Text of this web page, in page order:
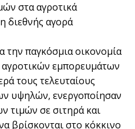
στα αγροτικά
διεθνής αγορά
την παγκόσμια οικονομία
εμπορευμάτων
τους τελευταίους
υψηλών, ενεργοποίησαν
τιμών σε σιτηρά και
βρίσκονται στο κόκκινο